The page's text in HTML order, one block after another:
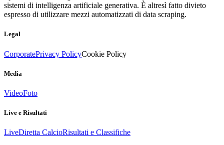
sistemi di intelligenza artificiale generativa. È altresì fatto divieto
espresso di utilizzare mezzi automatizzati di data scraping.
Legal
CorporatePrivacy PolicyCookie Policy
Media
VideoFoto
Live e Risultati
LiveDiretta CalcioRisultati e Classifiche